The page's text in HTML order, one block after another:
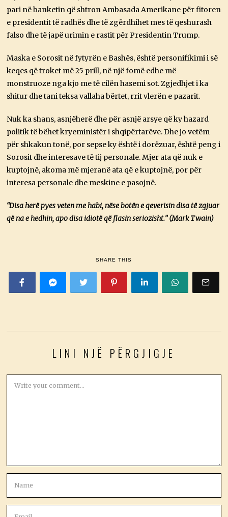
pari në banketin që shtron Ambasada Amerikane për fitoren
e presidentit të radhës dhe të zgërdhihet mes të qeshurash
falso dhe të japë urimin e rastit për Presidentin Trump.
Maska e Sorosit në fytyrën e Bashës, është personifikimi i së
keqes që troket më 25 prill, në një fomë edhe më
monstruoze nga kjo me të cilën hasemi sot. Zgjedhjet i ka
shitur dhe tani teksa vallaha bërtet, rrit vlerën e pazarit.
Nuk ka shans, asnjëherë dhe për asnjë arsye që ky hazard
politik të bëhet kryeministër i shqipërtarëve. Dhe jo vetëm
për shkakun tonë, por sepse ky është i dorëzuar, është peng i
Sorosit dhe interesave të tij personale. Mjer ata që nuk e
kuptojnë, akoma më mjeranë ata që e kuptojnë, por për
interesa personale dhe meskine e pasojnë.
“Disa herë pyes veten me habi, nëse botën e qeverisin disa të zgjuar
që na e hedhin, apo disa idiotë që flasin seriozisht.” (Mark Twain)
SHARE THIS
LINI NJË PËRGJIGJE